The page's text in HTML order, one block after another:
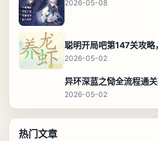
2026-05-08
2026-05-02
异环深蓝之恸全流程通
2026-05-02
热门文章